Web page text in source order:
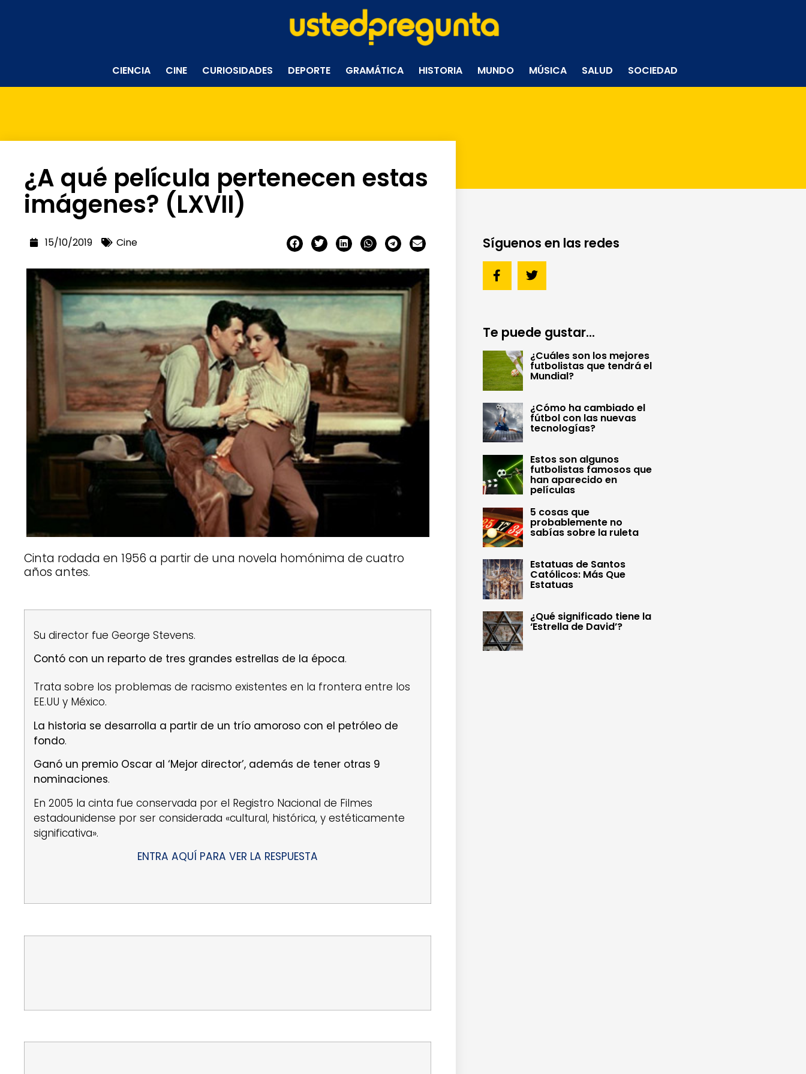
CIENCIA CINE CURIOSIDADES DEPORTE GRAMÁTICA HISTORIA MUNDO MÚSICA SALUD SOCIEDAD
¿A qué película pertenecen estas
imágenes? (LXVII)
15/10/2019 Cine
Cinta rodada en 1956 a partir de una novela homónima de cuatro
años antes.
Su director fue George Stevens.
Contó con un reparto de tres grandes estrellas de la época.
Trata sobre los problemas de racismo existentes en la frontera entre los
EE.UU y México.
La historia se desarrolla a partir de un trío amoroso con el petróleo de
fondo.
Ganó un premio Oscar al ‘Mejor director’, además de tener otras 9
nominaciones.
En 2005 la cinta fue conservada por el Registro Nacional de Filmes
estadounidense por ser considerada «cultural, histórica, y estéticamente
significativa».
ENTRA AQUÍ PARA VER LA RESPUESTA
Síguenos en las redes
Te puede gustar...
¿Cuáles son los mejores
futbolistas que tendrá el
Mundial?
¿Cómo ha cambiado el
fútbol con las nuevas
tecnologías?
Estos son algunos
futbolistas famosos que
han aparecido en
películas
5 cosas que
probablemente no
sabías sobre la ruleta
Estatuas de Santos
Católicos: Más Que
Estatuas
¿Qué significado tiene la
‘Estrella de David’?